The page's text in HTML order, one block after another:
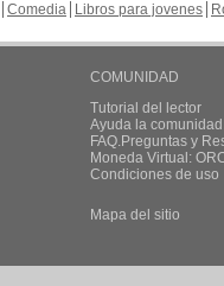
Comedia Libros para jovenes
COMUNIDAD
Tutorial del lector
Ayuda la
FAQ.Preguntas y
Moneda Virtual:
Condiciones de uso
Mapa del sitio